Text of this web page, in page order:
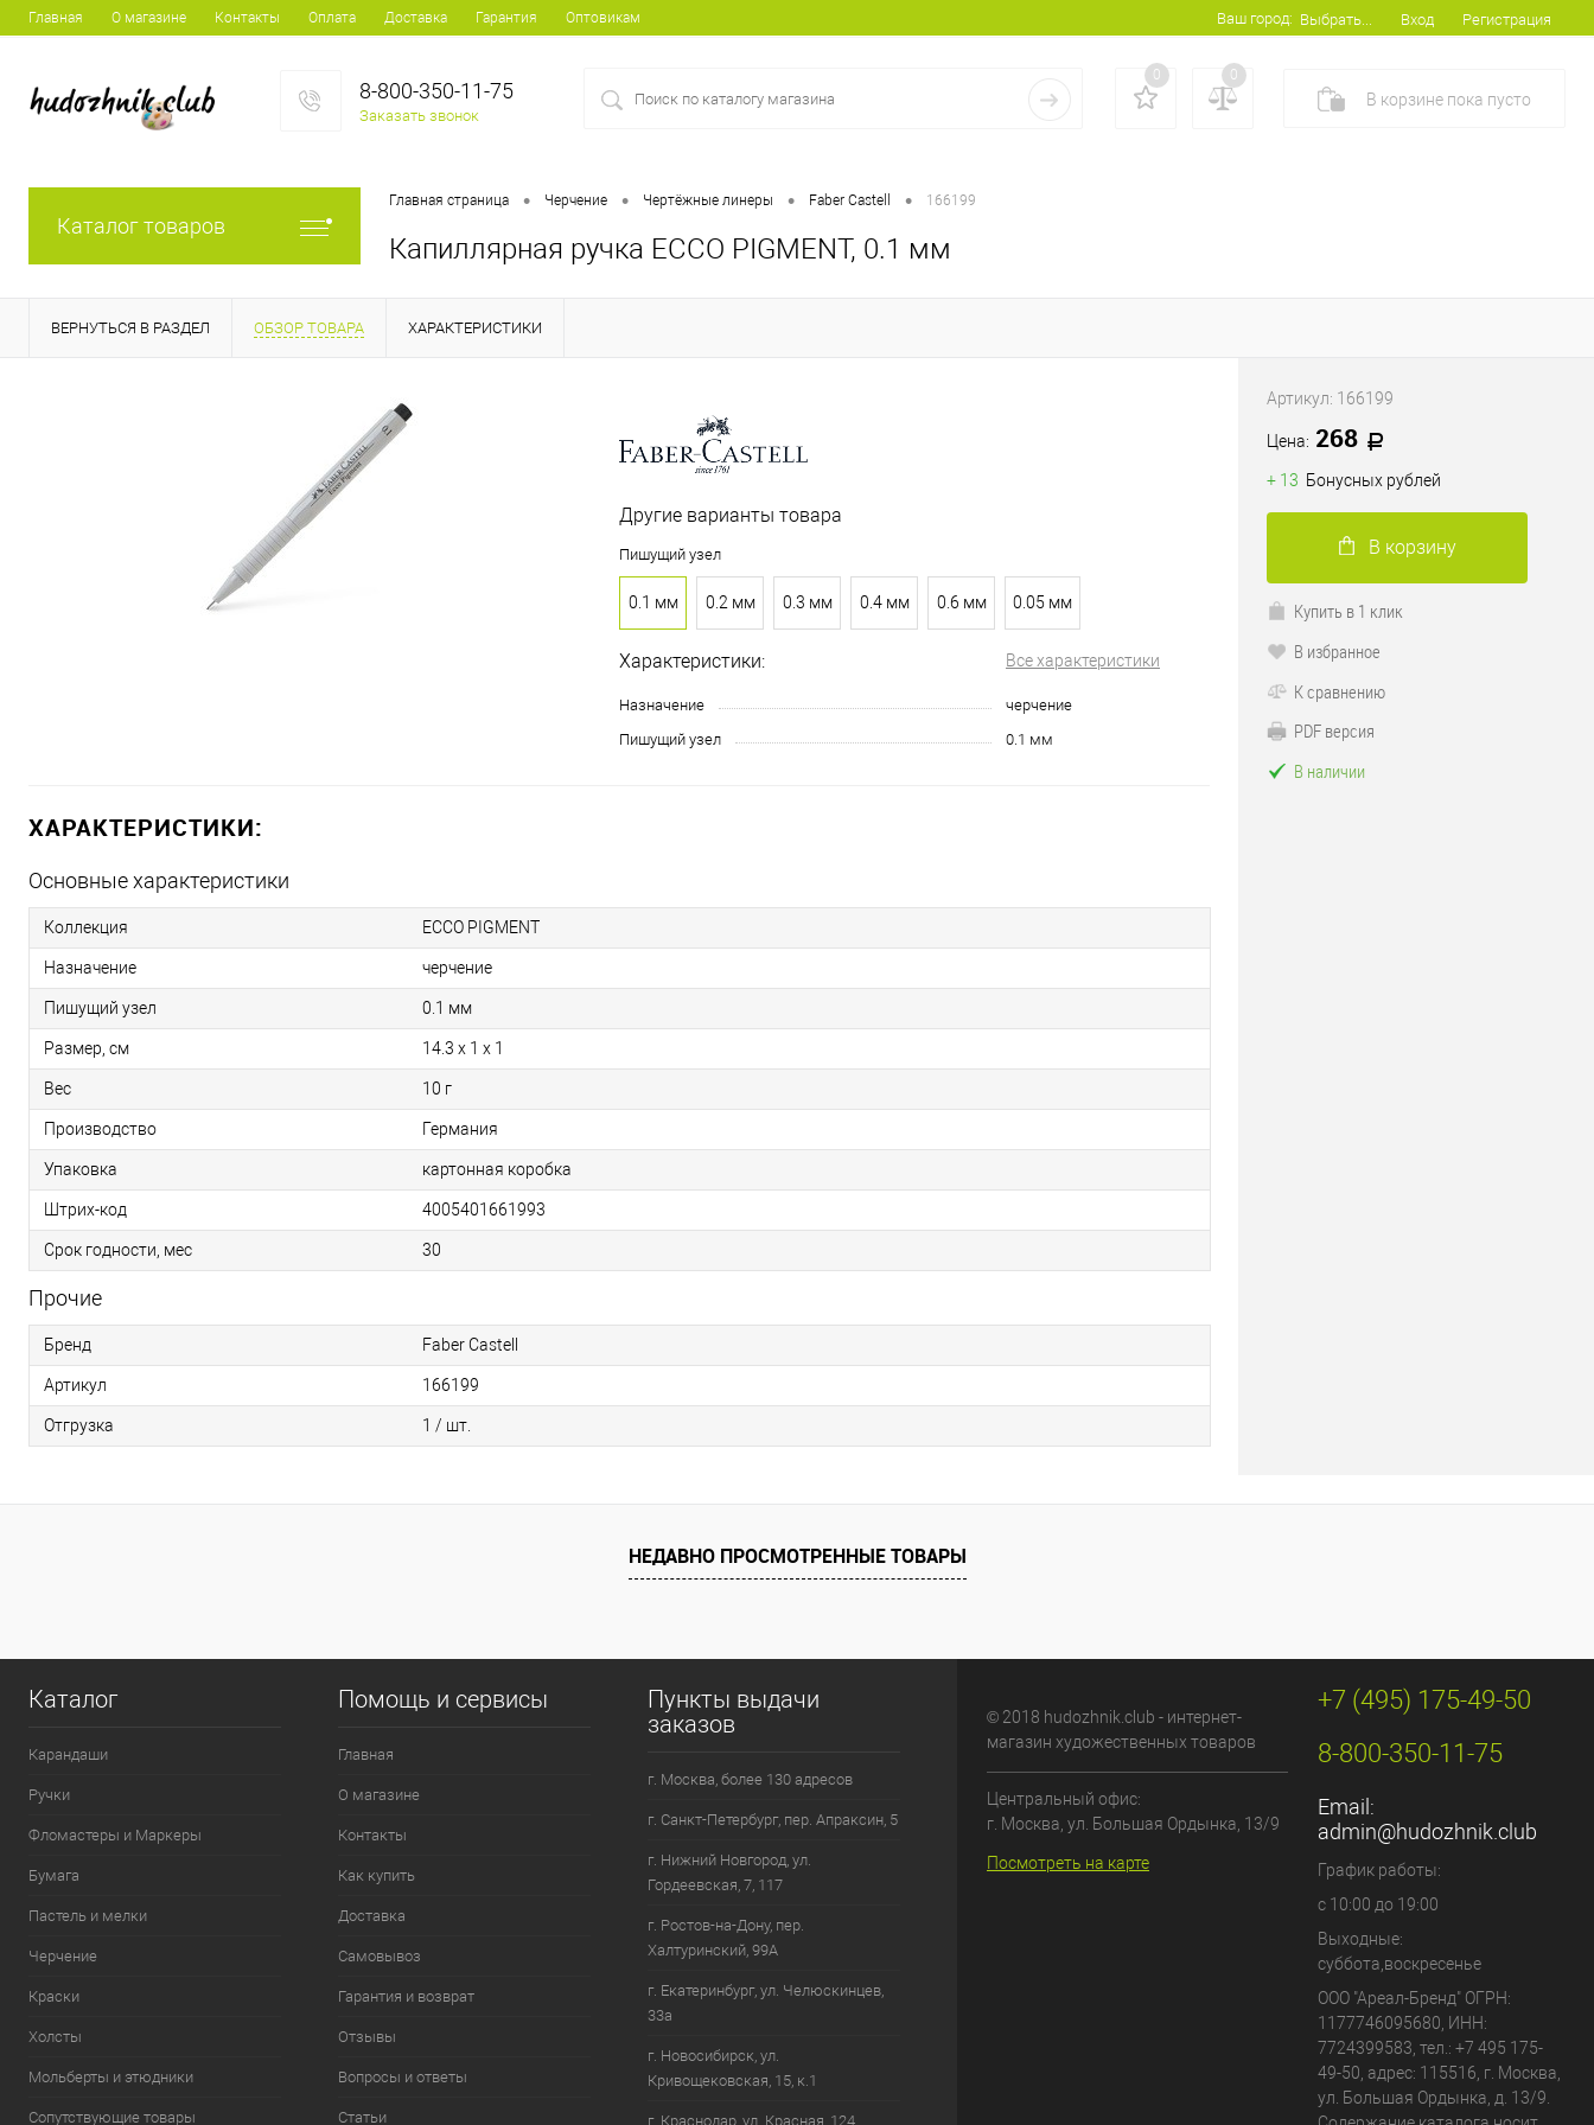
Главная О магазине Контакты Оплата Доставка Гарантия Оптовикам Ваш город: Выбрать... Вход Регистрация
8-800-350-11-75
Заказать звонок
0 0
В корзине пока пусто
Каталог товаров
Главная страница • Черчение • Чертёжные линеры • Faber Castell • 166199
Капиллярная ручка ECCO PIGMENT, 0.1 мм
ВЕРНУТЬСЯ В РАЗДЕЛ ОБЗОР ТОВАРА ХАРАКТЕРИСТИКИ
Другие варианты товара
Пишущий узел
0.1 мм 0.2 мм 0.3 мм 0.4 мм 0.6 мм 0.05 мм
Характеристики: Все характеристики
Назначение
черчение
Пишущий узел
0.1 мм
ХАРАКТЕРИСТИКИ:
Основные характеристики
Коллекция ECCO PIGMENT
Назначение черчение
Пишущий узел 0.1 мм
Размер, см 14.3 x 1 x 1
Вес 10 г
Производство Германия
Упаковка картонная коробка
Штрих-код 4005401661993
Срок годности, мес 30
Прочие
Бренд Faber Castell
Артикул 166199
Отгрузка 1 / шт.
Артикул: 166199
Цена: 268
+ 13 Бонусных рублей
В корзину
Купить в 1 клик
В избранное
К сравнению
PDF версия
В наличии
НЕДАВНО ПРОСМОТРЕННЫЕ ТОВАРЫ
Каталог
Карандаши
Ручки
Фломастеры и Маркеры
Бумага
Пастель и мелки
Черчение
Краски
Холсты
Мольберты и этюдники
Сопутствующие товары
Помощь и сервисы
Главная
О магазине
Контакты
Как купить
Доставка
Самовывоз
Гарантия и возврат
Отзывы
Вопросы и ответы
Статьи
Пункты выдачи
заказов
г. Москва, более 130 адресов
г. Санкт-Петербург, пер. Апраксин, 5
г. Нижний Новгород, ул.
Гордеевская, 7, 117
г. Ростов-на-Дону, пер.
Халтуринский, 99А
г. Екатеринбург, ул. Челюскинцев,
33а
г. Новосибирск, ул.
Кривощековская, 15, к.1
г. Краснодар, ул. Красная, 124
© 2018 hudozhnik.club - интернет-
магазин художественных товаров
Центральный офис:
г. Москва, ул. Большая Ордынка, 13/9
Посмотреть на карте
+7 (495) 175-49-50
8-800-350-11-75
Email:
admin@hudozhnik.club
График работы:
с 10:00 до 19:00
Выходные:
суббота,воскресенье
ООО "Ареал-Бренд" ОГРН:
1177746095680, ИНН:
7724399583, тел.: +7 495 175-
49-50, адрес: 115516, г. Москва,
ул. Большая Ордынка, д. 13/9.